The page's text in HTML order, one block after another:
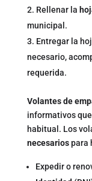
Rellenar la
municipal.
Entregar la
necesario,
requerida.
Volantes de
informativos
habitual. Los
necesariospara
Expedir o